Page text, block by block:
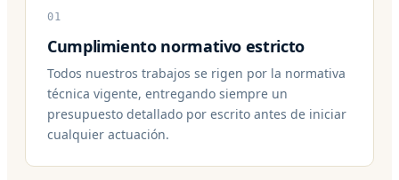
01
Cumplimiento normativo estricto
Todos nuestros trabajos se rigen por la normativa
técnica vigente, entregando siempre un
presupuesto detallado por escrito antes de iniciar
cualquier actuación.